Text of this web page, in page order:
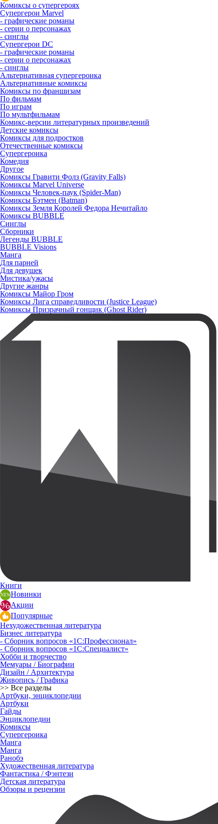
Комиксы о супергероях
Супергерои Marvel
- графические романы
- серии о персонажах
- синглы
Супергерои DC
- графические романы
- серии о персонажах
- синглы
Альтернативная супергероика
Альтернативные комиксы
Комиксы по франшизам
По фильмам
По играм
По мультфильмам
Комикс-версии литературных произведений
Детские комиксы
Комиксы для подростков
Отечественные комиксы
Супергероика
Комедия
Другое
Комиксы Гравити Фолз (Gravity Falls)
Комиксы Marvel Universe
Комиксы Человек-паук (Spider-Man)
Комиксы Бэтмен (Batman)
Комиксы Земля Королей Федора Нечитайло
Комиксы BUBBLE
Синглы
Сборники
Легенды BUBBLE
BUBBLE Visions
Манга
Для парней
Для девушек
Мистика/ужасы
Другие жанры
Комиксы Майор Гром
Комиксы Лига справедливости (Justice League)
Комиксы Призрачный гонщик (Ghost Rider)
Книги
Новинки
Акции
Популярные
Нехудожественная литература
Бизнес литература
- Сборник вопросов «1С:Профессионал»
- Сборник вопросов «1С:Специалист»
Хобби и творчество
Мемуары / Биографии
Дизайн / Архитектура
Живопись / Графика
>> Все разделы
Артбуки, энциклопедии
Артбуки
Гайды
Энциклопедии
Комиксы
Супергероика
Манга
Манга
Ранобэ
Художественная литература
Фантастика / Фэнтези
Детская литература
Обзоры и рецензии